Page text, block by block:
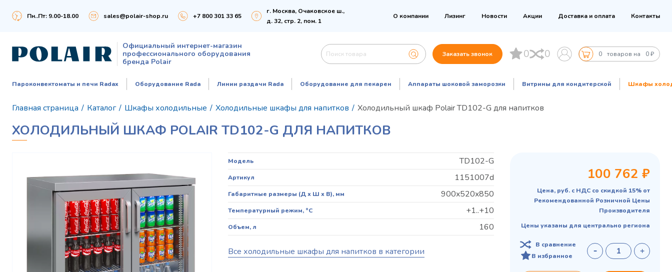
Пн..Пт: 9.00-18.00 sales@polair-shop.ru +7 800 301 33 65
г. Москва, Очаковское ш.,
д. 32, стр. 2, пом. 1
О компании Лизинг Новости Акции Доставка и оплата Контакты
Официальный интернет-магазин
профессионального оборудования
бренда Polair
Заказать звонок 0 0 0 товаров на 0 ₽
Пароконвектоматы и печи Radax Оборудование Rada Линии раздачи Rada Оборудование для пекарен Аппараты шоковой заморозки Витрины для кондитерской Шкафы
Главная страница / Каталог / Шкафы холодильные / Холодильные шкафы для напитков / Холодильный шкаф Polair TD102-G для напитков
ХОЛОДИЛЬНЫЙ ШКАФ POLAIR TD102-G ДЛЯ НАПИТКОВ
Модель TD102-G
Артикул 1151007d
Габаритные размеры (Д х Ш х В), мм 900x520x850
Температурный режим, °C +1..+10
Объем, л 160
Все холодильные шкафы для напитков в категории
100 762 ₽
Цена, руб. с НДС со скидкой 15% от
Рекомендованной Розничной Цены
Производителя
Цены указаны для центрально региона
В сравнение
В избранное